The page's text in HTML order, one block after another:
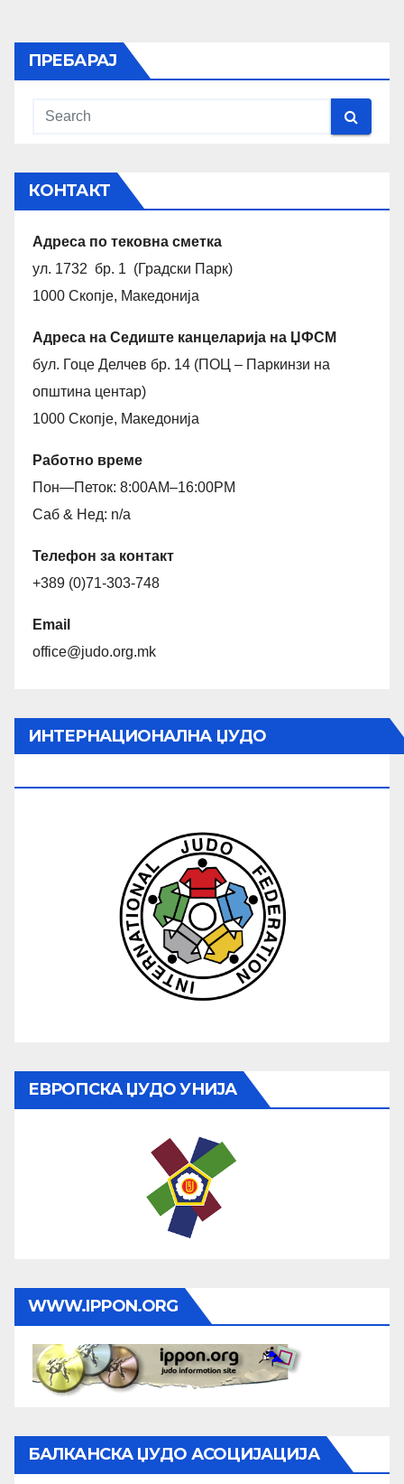
написи
ПРЕБАРАЈ
КОНТАКТ
Адреса по тековна сметка
ул. 1732 бр. 1 (Градски Парк)
1000 Скопје, Македонија
Адреса на Седиште канцеларија на ЏФСМ
бул. Гоце Делчев бр. 14 (ПОЦ – Паркинзи на
општина центар)
1000 Скопје, Македонија
Работно време
Пон—Петок: 8:00AM–16:00PM
Саб & Нед: n/a
Телефон за контакт
+389 (0)71-303-748
Email
office@judo.org.mk
ИНТЕРНАЦИОНАЛНА ЏУДО
ЕВРОПСКА ЏУДО УНИЈА
WWW.IPPON.ORG
БАЛКАНСКА ЏУДО АСОЦИЈАЦИЈА